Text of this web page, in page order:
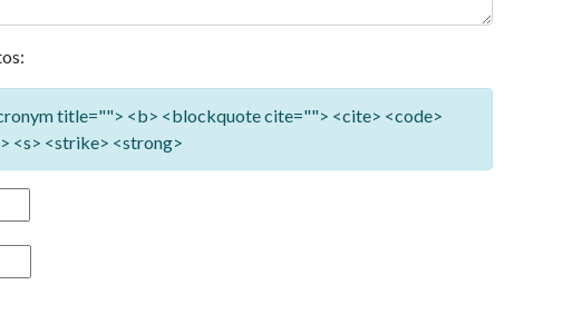
title=""> <b> <blockquote cite=""> <cite> <code>
<s> <strike> <strong>